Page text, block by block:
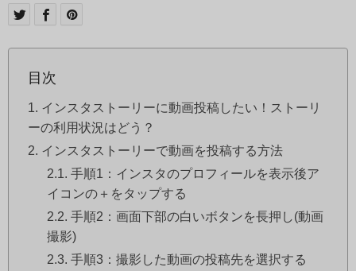
目次
インスタストーリーに動画投稿したい！ストーリ
ーの利用状況はどう？
インスタストーリーで動画を投稿する方法
手順1：インスタのプロフィールを表示後ア
イコンの＋をタップする
手順2：画面下部の白いボタンを長押し(動画
撮影)
手順3：撮影した動画の投稿先を選択する